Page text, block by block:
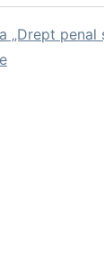
„Drept penal